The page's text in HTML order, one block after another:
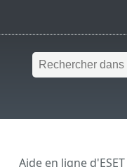
Aide en ligne d'ESET